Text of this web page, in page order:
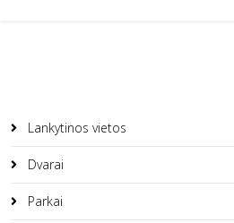
Lankytinos vietos
Dvarai
Parkai